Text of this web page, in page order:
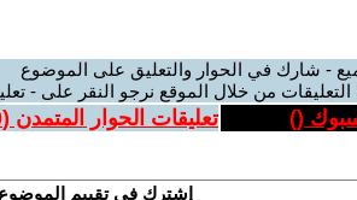
- شارك في الحوار والتعليق على الموضوع
التعليقات من خلال الموقع نرجو النقر على -
(
) تعليقات الحوار المتمدن (